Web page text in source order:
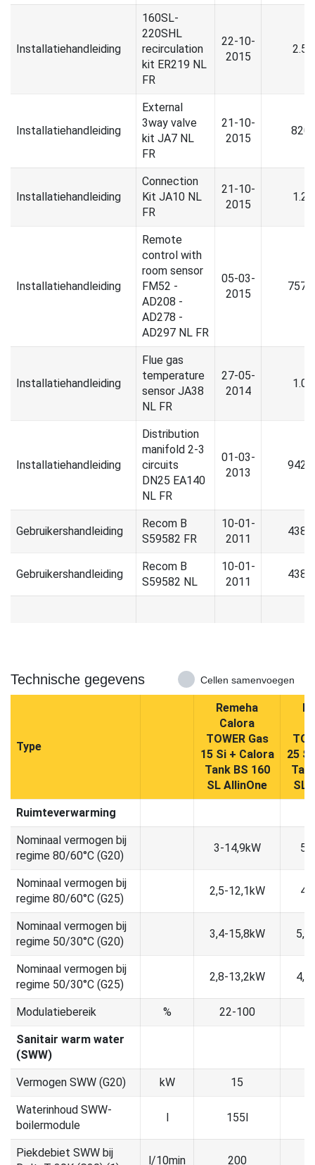
Installatiehandleiding
160SL-
220SHL
recirculation
kit ER219 NL
FR
22-10-
2015
Installatiehandleiding
External
3way valve
kit JA7 NL
FR
21-10-
2015
Installatiehandleiding
Connection
Kit JA10 NL
FR
21-10-
2015
Installatiehandleiding
Remote
control with
room sensor
FM52 -
AD208 -
AD278 -
AD297 NL FR
05-03-
2015
Installatiehandleiding
Flue gas
temperature
sensor JA38
NL FR
27-05-
2014
Installatiehandleiding
Distribution
manifold 2-3
circuits
DN25 EA140
NL FR
01-03-
2013
Gebruikershandleiding
Recom B
S59582 FR
10-01-
2011
Gebruikershandleiding
Recom B
S59582 NL
10-01-
2011
Technische gegevens Cellen samenvoegen
Type
Remeha
Calora
TOWER Gas
15 Si + Calora
Tank BS 160
SL AllinOne
25
SL
Ruimteverwarming
Nominaal vermogen bij
regime 80/60°C (G20)
3-14,9kW 5-
Nominaal vermogen bij
regime 80/60°C (G25)
2,5-12,1kW
Nominaal vermogen bij
regime 50/30°C (G20)
3,4-15,8kW
Nominaal vermogen bij
regime 50/30°C (G25)
2,8-13,2kW
Modulatiebereik % 22-100
Sanitair warm water
(SWW)
Vermogen SWW (G20) kW 15
Waterinhoud SWW-
boilermodule
l 155l
Piekdebiet SWW bij
l/10min 200